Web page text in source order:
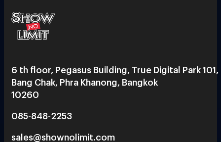
6 th floor, Pegasus Building, True Digital Park 101,
Bang Chak, Phra Khanong, Bangkok
10260
085-848-2253
sales@shownolimit.com